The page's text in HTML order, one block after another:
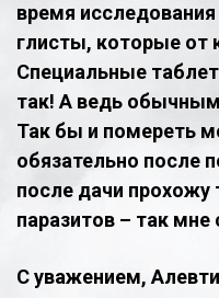
время
глисты, которые от
Специальные
так! А ведь
Так бы и помереть
обязательно после
после дачи прохожу
паразитов – так мне
С уважением,